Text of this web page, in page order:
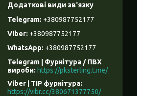
+380987752177
+380987752177
+380987752177
Telegram | Фурнітура / ПВХ
вироби
https://pksterling.t.me/
Viber | ТІР фурнітура
https://vibr.cc/380671377750/